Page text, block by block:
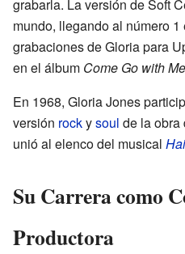
grabarla. La versión de Soft
mundo, llegando al número
grabaciones de Gloria para
en el álbum Come Go with Me
En 1968, Gloria Jones
versión rockysoul de la obra
unió al elenco del musical
Su Carrera como
Productora